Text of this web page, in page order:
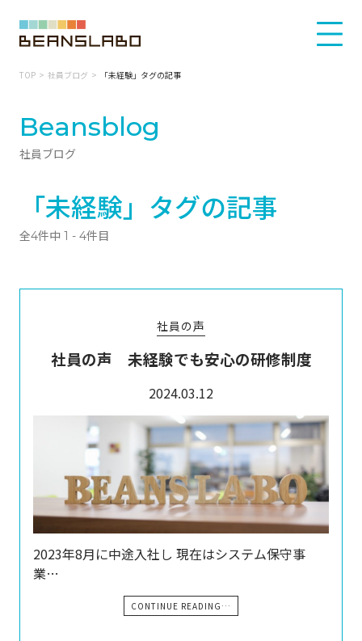
TOP 社員ブログ 「未経験」タグの記事
Beansblog
社員ブログ
「未経験」タグの記事
全4件中 1 - 4件目
社員の声
社員の声 未経験でも安心の研修制度
2024.03.12
2023年8月に中途入社し 現在はシステム保守事
業…
CONTINUE READING…